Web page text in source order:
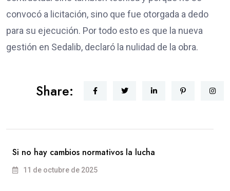
convocó a licitación, sino que fue otorgada a dedo
para su ejecución. Por todo esto es que la nueva
gestión en Sedalib, declaró la nulidad de la obra.
Share:
Si no hay cambios normativos la lucha
11 de octubre de 2025